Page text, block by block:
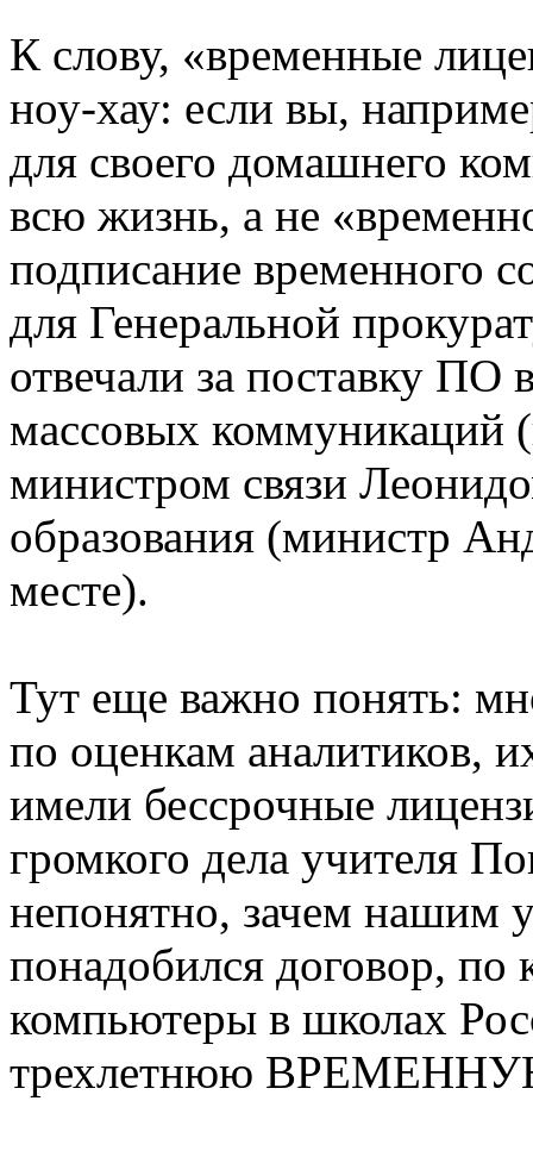
К слову, «временные
ноу-хау: если вы,
для своего домашнего
всю жизнь, а не
подписание временного
для Генеральной
отвечали за поставку
массовых коммуникаций
министром связи
образования (министр
месте).
Тут еще важно понять:
по оценкам аналитиков,
имели бессрочные
громкого дела учителя
непонятно, зачем нашим
понадобился договор,
компьютеры в школах
трехлетнюю